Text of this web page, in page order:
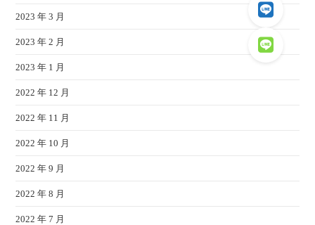
2023 年 3 月
2023 年 2 月
2023 年 1 月
2022 年 12 月
2022 年 11 月
2022 年 10 月
2022 年 9 月
2022 年 8 月
2022 年 7 月